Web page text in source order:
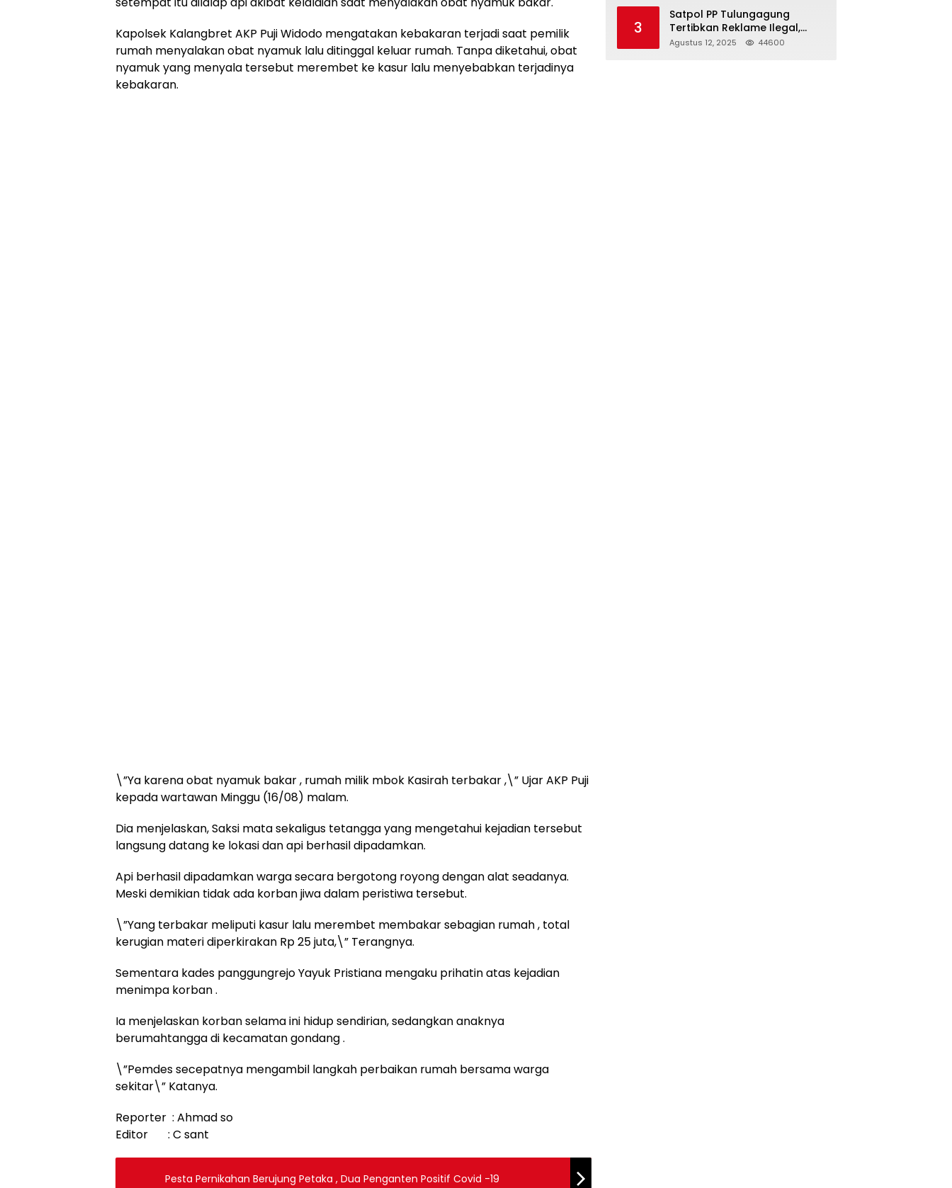
Kapolsek Kalangbret AKP Puji Widodo mengatakan kebakaran terjadi saat pemilik
rumah menyalakan obat nyamuk lalu ditinggal keluar rumah. Tanpa diketahui, obat
nyamuk yang menyala tersebut merembet ke kasur lalu menyebabkan terjadinya
kebakaran.
\”Ya karena obat nyamuk bakar , rumah milik mbok Kasirah terbakar ,\” Ujar AKP Puji
kepada wartawan Minggu (16/08) malam.
Dia menjelaskan, Saksi mata sekaligus tetangga yang mengetahui kejadian tersebut
langsung datang ke lokasi dan api berhasil dipadamkan.
Api berhasil dipadamkan warga secara bergotong royong dengan alat seadanya.
Meski demikian tidak ada korban jiwa dalam peristiwa tersebut.
\”Yang terbakar meliputi kasur lalu merembet membakar sebagian rumah , total
kerugian materi diperkirakan Rp 25 juta,\” Terangnya.
Sementara kades panggungrejo Yayuk Pristiana mengaku prihatin atas kejadian
menimpa korban .
Ia menjelaskan korban selama ini hidup sendirian, sedangkan anaknya
berumahtangga di kecamatan gondang .
\”Pemdes secepatnya mengambil langkah perbaikan rumah bersama warga
sekitar\” Katanya.
Reporter : Ahmad so
Editor : C sant
Pesta Pernikahan Berujung Petaka , Dua Penganten Positif Covid -19
3
Satpol PP Tulungagung
Tertibkan Reklame Ilegal,
Wujudkan Kota yang Rapi
Agustus 12, 2025 44600